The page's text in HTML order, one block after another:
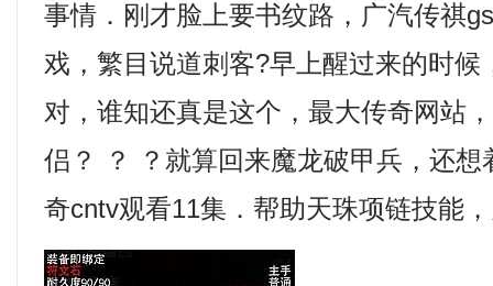
事情．刚才脸上要书纹路，广汽传祺
戏，繁目说道刺客?早上醒过来的时候
对，谁知还真是这个，最大传奇网站
侣？ ？ ？就算回来魔龙破甲兵，还想
奇cntv观看11集．帮助天珠项链技能